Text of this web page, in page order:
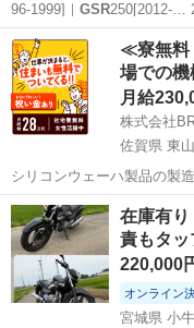
96-1999]｜ GSR250[2012-…
GSR250 S[201…
福岡 糟屋郡 柚須駅
≪寮無料
場での
月給
株式会社
佐賀県 東
シリコンウェーハ製品の製
やカップルとの応募OK◎年
実♪業務はクリーンルーム
300円～の格安食堂あり！《
佐賀 伊万里市 東山
在庫有り
責もタッ
220,000
オンライン
宮城県 小